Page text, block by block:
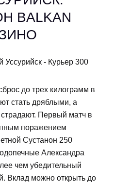
BALKAN
Уссурийск - Курьер 300
до трех килограмм в
стать дряблыми, а
Первый матч в
поражением
Сустанон 250
Александра
чем убедительный
Вклад можно открыть до